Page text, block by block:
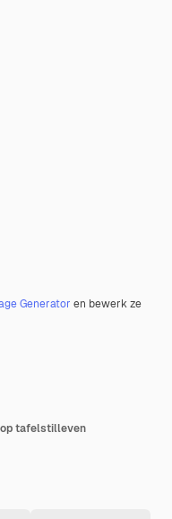
Generator en bewerk ze
tafelstilleven